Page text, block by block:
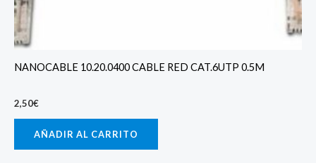
NANOCABLE 10.20.0400 CABLE RED CAT.6UTP 0.5M
2,50€
AÑADIR AL CARRITO